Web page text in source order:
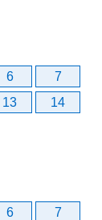
6
7
13 14
6
7